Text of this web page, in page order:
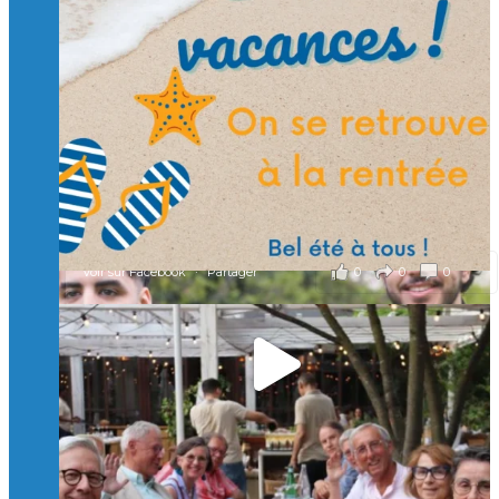
et contribuons ensemble à former les générations
d’ingénieurs de demain. 🙏
Merci à tous !
🎯 Taxe d’apprentissage 2026 : avec l'Isep, investissez pour
un numérique au service de l'humain !
À l’Isep, nous formons des ingénieurs, des bachelors, des
Mastères Spécialisés, qui allient excellence technologique et
valeurs humaines, au cœur de notre pro
...Voir plus
il y a 2 mois
0 0 0
Voir sur Facebook · Partager
🚀Afterwork à Genève 🚀
🥳 Le 22 avril dernier, 14 Alumni vivant / travaillant
en Suisse ont partagé un moment convivial de
retrouvailles et d'échanges !
Merci à tous pour votre présence et à Alexandre